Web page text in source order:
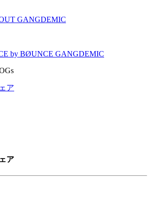
GANGDEMIC
by BØUNCE GANGDEMIC
ア
ア